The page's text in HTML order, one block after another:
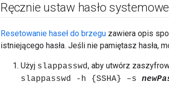
Ręcznie ustaw hasło
Resetowanie haseł do brzegu zawiera opis
istniejącego hasła. Jeśli nie pamiętasz hasła,
Użyj slappasswd, aby utwórz
slappasswd -h {SSHA} –s